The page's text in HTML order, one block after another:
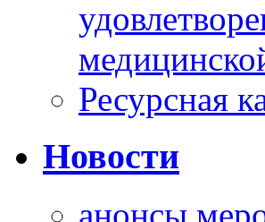
Ресурсная
Новости